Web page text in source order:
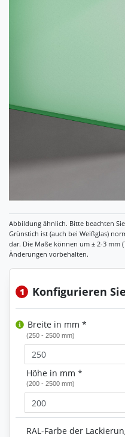
1 Konfigurieren
Breite in mm *
(250 - 2500 mm)
Höhe in mm *
(200 - 2500 mm)
RAL-Farbe der